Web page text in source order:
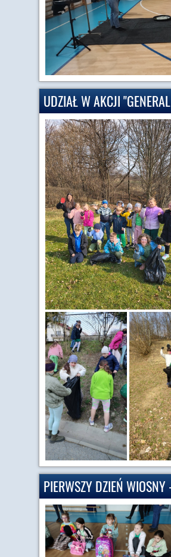
UDZIAŁ W AKCJI
PIERWSZY DZIEŃ